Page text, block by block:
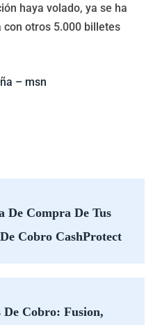
haya volado, ya se ha
otros 5.000 billetes
– msn
De Compra De Tus
Cobro CashProtect
De Cobro: Fusion,